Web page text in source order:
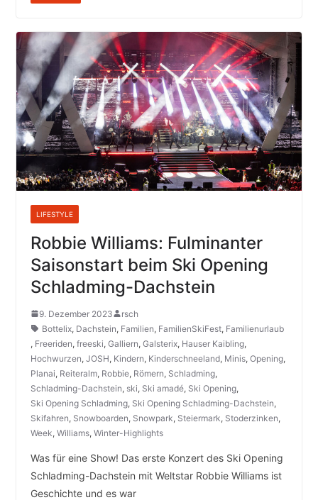
LIFESTYLE
Robbie Williams: Fulminanter
Saisonstart beim Ski Opening
Schladming-Dachstein
9. Dezember 2023
rsch
Bottelix, Dachstein, Familien, FamilienSkiFest, Familienurlaub
, Freeriden, freeski, Galliern, Galsterix, Hauser Kaibling,
Hochwurzen, JOSH, Kindern, Kinderschneeland, Minis, Opening,
Planai, Reiteralm, Robbie, Römern, Schladming,
Schladming-Dachstein, ski, Ski amadé, Ski Opening,
Ski Opening Schladming, Ski Opening Schladming-Dachstein,
Skifahren, Snowboarden, Snowpark, Steiermark, Stoderzinken,
Week, Williams, Winter-Highlights
Was für eine Show! Das erste Konzert des Ski Opening
Schladming-Dachstein mit Weltstar Robbie Williams ist
Geschichte und es war